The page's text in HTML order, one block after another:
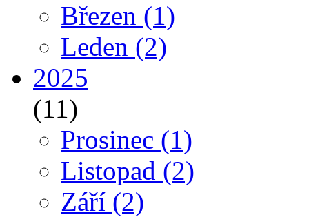
Březen (1)
Leden (2)
2025
(11)
Prosinec (1)
Listopad (2)
Září (2)